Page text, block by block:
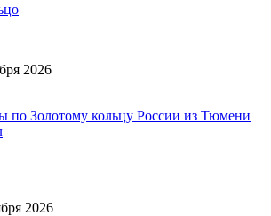
2026
2026